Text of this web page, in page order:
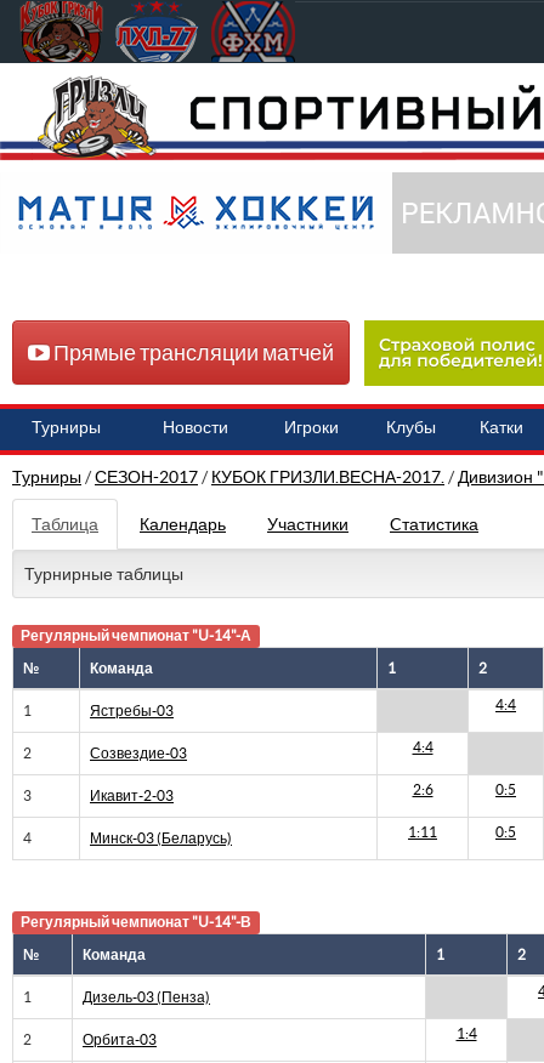
Прямые трансляции матчей
Турниры Новости Игроки Клубы Катки
Турниры /СЕЗОН-2017 /КУБОК ГРИЗЛИ.ВЕСНА-2017. /Дивизион
Таблица Календарь Участники Cтатистика
Турнирные таблицы
Регулярный чемпионат "U-14"-А
№ Команда 1 2
1 Ястребы-03 4:4
2 Созвездие-03 4:4
3 Икавит-2-03 2:6 0:5
4 Минск-03 (Беларусь) 1:11 0:5
Регулярный чемпионат "U-14"-В
№ Команда 1 2
1 Дизель-03 (Пенза)
2 Орбита-03 1:4